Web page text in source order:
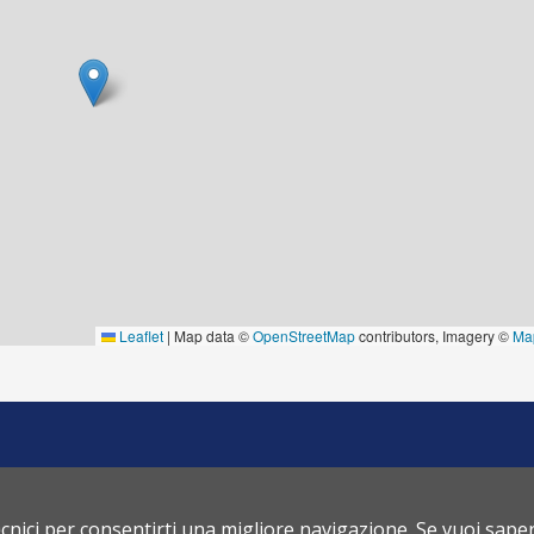
LA DOMUS SRL
RM 1121397 - Cap. Soc. 10.000,00 Euro |Privacy|Cookies policy|Powered